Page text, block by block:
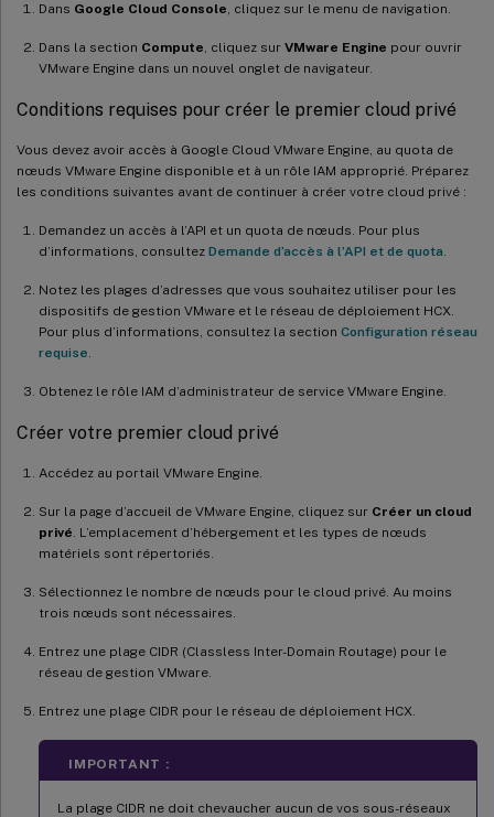
Dans Google Cloud Console, cliquez sur le menu de navigation.
Dans la section Compute, cliquez sur VMware Engine pour ouvrir
VMware Engine dans un nouvel onglet de navigateur.
Conditions requises pour créer le premier cloud privé
Vous devez avoir accès à Google Cloud VMware Engine, au quota de
nœuds VMware Engine disponible et à un rôle IAM approprié. Préparez
les conditions suivantes avant de continuer à créer votre cloud privé :
Demandez un accès à l’API et un quota de nœuds. Pour plus
d’informations, consultez Demande d’accès à l’API et de quota.
Notez les plages d’adresses que vous souhaitez utiliser pour les
dispositifs de gestion VMware et le réseau de déploiement HCX.
Pour plus d’informations, consultez la section Configuration réseau
requise.
Obtenez le rôle IAM d’administrateur de service VMware Engine.
Créer votre premier cloud privé
Accédez au portail VMware Engine.
Sur la page d’accueil de VMware Engine, cliquez sur Créer un cloud
privé. L’emplacement d’hébergement et les types de nœuds
matériels sont répertoriés.
Sélectionnez le nombre de nœuds pour le cloud privé. Au moins
trois nœuds sont nécessaires.
Entrez une plage CIDR (Classless Inter-Domain Routage) pour le
réseau de gestion VMware.
Entrez une plage CIDR pour le réseau de déploiement HCX.
IMPORTANT :
La plage CIDR ne doit chevaucher aucun de vos sous-réseaux